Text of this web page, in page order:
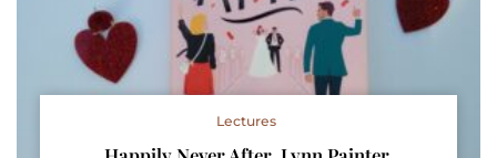
Lectures